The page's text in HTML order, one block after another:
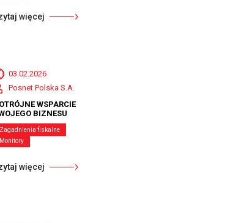
więcej
03.02.2026
Posnet Polska S.A.
WSPARCIE
BIZNESU
Zagadnienia fiskalne
Monitory
więcej